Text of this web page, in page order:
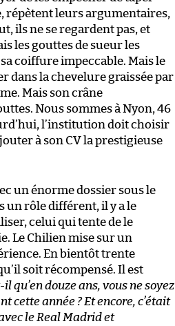
répètent leurs argumentaires,
ils ne se regardent pas, et
les gouttes de sueur les
coiffure impeccable. Mais le
dans la chevelure graissée par
Mais son crâne
Nous sommes à Nyon, 46
l’institution doit choisir
à son CV la prestigieuse
un énorme dossier sous le
un rôle différent, il y a le
celui qui tente de le
Le Chilien mise sur un
En bientôt trente
soit récompensé. Il est
qu’en douze ans, vous ne soyez
cette année ? Et encore, c’était
le Real Madrid et